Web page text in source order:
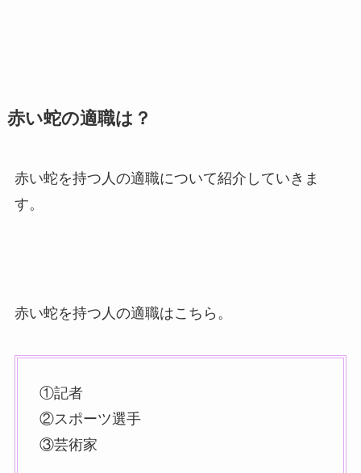
赤い蛇の適職は？
赤い蛇を持つ人の適職について紹介していきま
す。
赤い蛇を持つ人の適職はこちら。
①記者
②スポーツ選手
③芸術家